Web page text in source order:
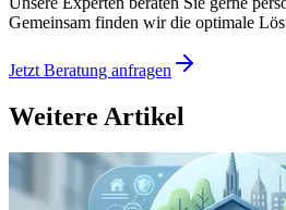
Gemeinsam finden wir die optimale
Jetzt Beratung anfragen
Weitere Artikel